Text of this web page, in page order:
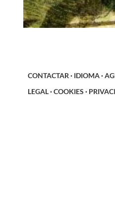
CONTACTAR · IDIOMA·
LEGAL·COOKIES ·